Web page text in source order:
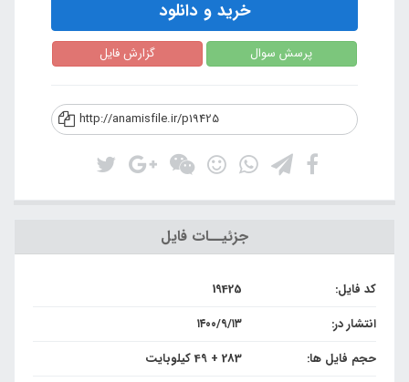
خرید و دانلود
پرسش سوال گزارش فایل
http://anamisfile.ir/p19425
جزئیــات فایل
کد فایل:
19425
انتشار در:
۱۴۰۰/۹/۱۳
حجم فایل ها:
283 + 49 کیلوبایت